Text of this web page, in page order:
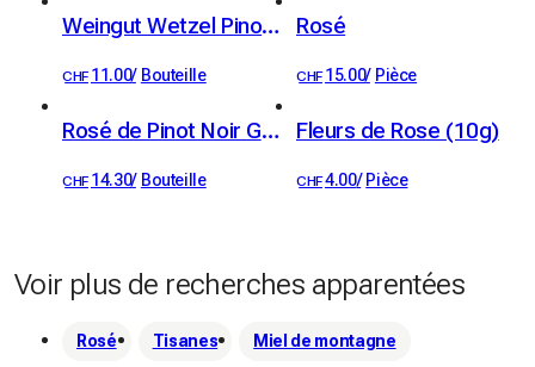
Weingut Wetzel Pinot Noir Rosé 50cl
CHF 11.00/ Bouteille
Rosé
CHF 15.00/ Pièce
Rosé de Pinot Noir Grand Cru, Villeneuve, AOC Chablais, Christophe Bertholet 75 cl
CHF 14.30/ Bouteille
Fleurs de Rose (10g)
CHF4.00/ Pièce
Voir plus de recherches apparentées
Rosé Tisanes Miel de montagne